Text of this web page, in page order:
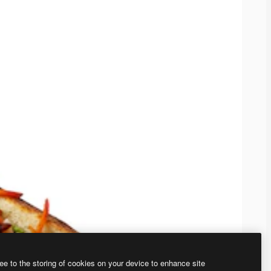
to the storing of cookies on your device to enhance site